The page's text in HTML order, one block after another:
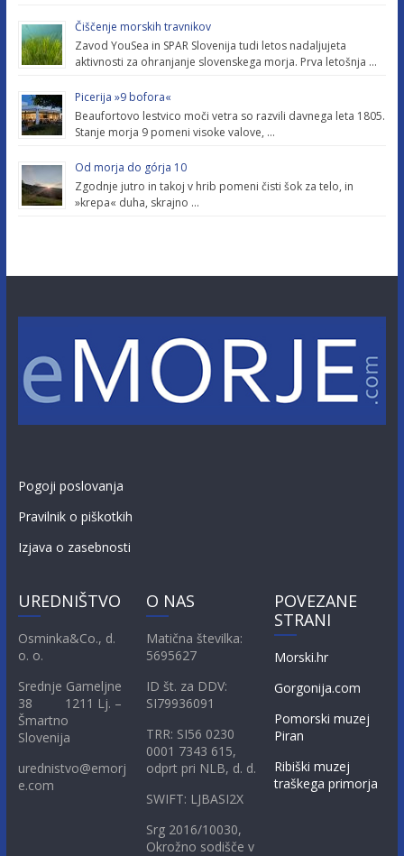
Čiščenje morskih travnikov
Zavod YouSea in SPAR Slovenija tudi letos nadaljujeta
aktivnosti za ohranjanje slovenskega morja. Prva letošnja …
Picerija »9 bofora«
Beaufortovo lestvico moči vetra so razvili davnega leta 1805.
Stanje morja 9 pomeni visoke valove, …
Od morja do górja 10
Zgodnje jutro in takoj v hrib pomeni čisti šok za telo, in
»krepa« duha, skrajno …
Pogoji poslovanja
Pravilnik o piškotkih
Izjava o zasebnosti
UREDNIŠTVO
Osminka&Co., d.
o. o.
Srednje Gameljne
38 1211 Lj. –
Šmartno
Slovenija
urednistvo@emorj
e.com
O NAS
Matična številka:
5695627
ID št. za DDV:
SI79936091
TRR: SI56 0230
0001 7343 615,
odprt pri NLB, d. d.
SWIFT: LJBASI2X
Srg 2016/10030,
Okrožno sodišče v
POVEZANE
STRANI
Morski.hr
Gorgonija.com
Pomorski muzej
Piran
Ribiški muzej
traškega primorja